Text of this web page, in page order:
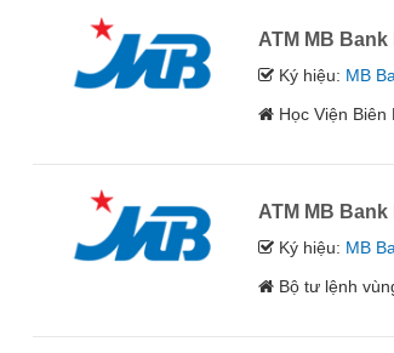
ATM MB
Ký hiệu: MB
Học Viện
ATM MB
Ký hiệu: MB
Bộ tư lệnh